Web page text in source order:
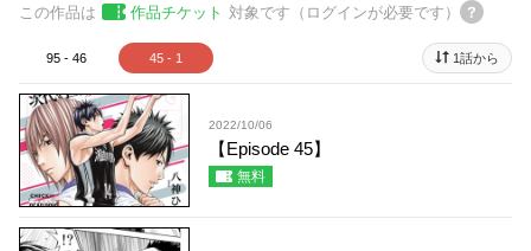
この作品は 作品チケット 対象です（ログインが必要です）
95 - 46 45 - 1 1話から
2022/10/06
【Episode 45】
無料